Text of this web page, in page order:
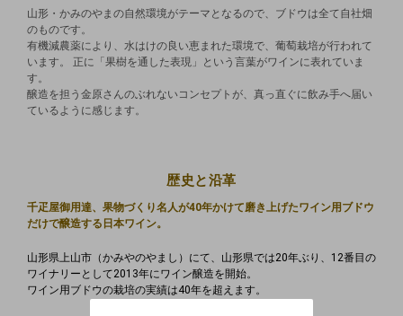
山形・かみのやまの自然環境がテーマとなるので、ブドウは全て自社畑
のものです。
有機減農薬により、水はけの良い恵まれた環境で、葡萄栽培が行われて
います。 正に「果樹を通した表現」という言葉がワインに表れていま
す。
醸造を担う金原さんのぶれないコンセプトが、真っ直ぐに飲み手へ届い
ているように感じます。
歴史と沿革
千疋屋御用達、果物づくり名人が40年かけて磨き上げたワイン用ブドウ
だけで醸造する日本ワイン。
山形県上山市（かみやのやまし）にて、山形県では20年ぶり、12番目の
ワイナリーとして2013年にワイン醸造を開始。
ワイン用ブドウの栽培の実績は40年を超えます。
20歳未満飲酒防止のため、年齢の確認を